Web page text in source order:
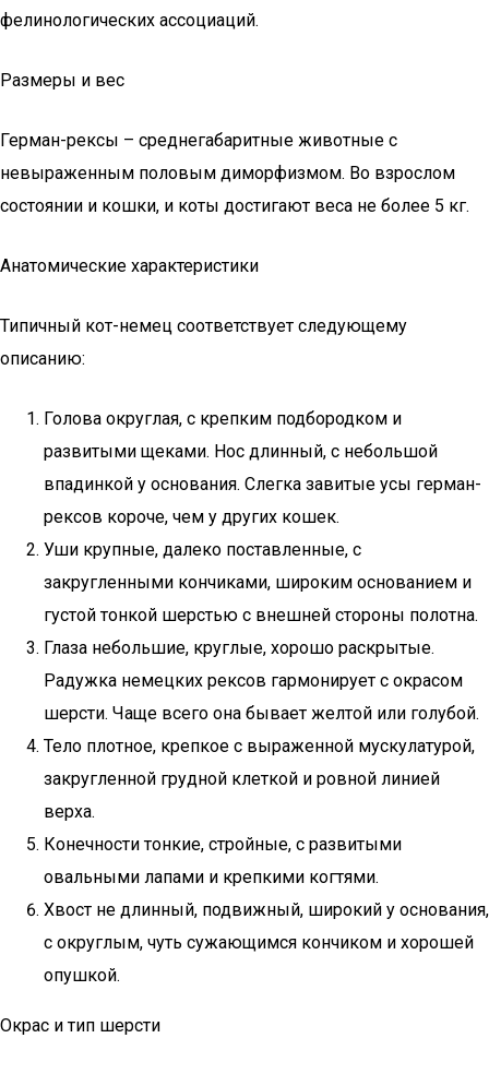
фелинологических ассоциаций.
Размеры и вес
Герман-рексы – среднегабаритные животные с
невыраженным половым диморфизмом. Во взрослом
состоянии и кошки, и коты достигают веса не более 5 кг.
Анатомические характеристики
Типичный кот-немец соответствует следующему
описанию:
Голова округлая, с крепким подбородком и
развитыми щеками. Нос длинный, с небольшой
впадинкой у основания. Слегка завитые усы герман-
рексов короче, чем у других кошек.
Уши крупные, далеко поставленные, с
закругленными кончиками, широким основанием и
густой тонкой шерстью с внешней стороны полотна.
Глаза небольшие, круглые, хорошо раскрытые.
Радужка немецких рексов гармонирует с окрасом
шерсти. Чаще всего она бывает желтой или голубой.
Тело плотное, крепкое с выраженной мускулатурой,
закругленной грудной клеткой и ровной линией
верха.
Конечности тонкие, стройные, с развитыми
овальными лапами и крепкими когтями.
Хвост не длинный, подвижный, широкий у основания,
с округлым, чуть сужающимся кончиком и хорошей
опушкой.
Окрас и тип шерсти